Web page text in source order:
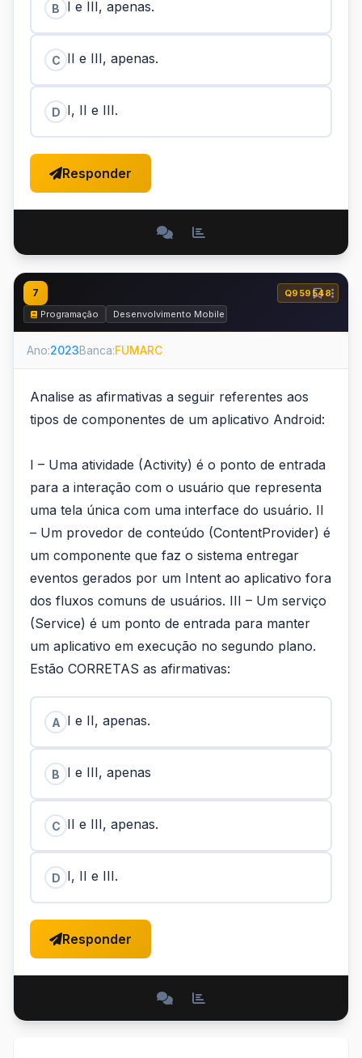
B I e III, apenas.
C II e III, apenas.
D I, II e III.
Responder
7
Q959548
Programação
Desenvolvimento Mobile
Ano:2023Banca:FUMARC
Analise as afirmativas a seguir referentes aos
tipos de componentes de um aplicativo Android:
I – Uma atividade (Activity) é o ponto de entrada
para a interação com o usuário que representa
uma tela única com uma interface do usuário. II
– Um provedor de conteúdo (ContentProvider) é
um componente que faz o sistema entregar
eventos gerados por um Intent ao aplicativo fora
dos fluxos comuns de usuários. III – Um serviço
(Service) é um ponto de entrada para manter
um aplicativo em execução no segundo plano.
Estão CORRETAS as afirmativas:
A I e II, apenas.
B I e III, apenas
C II e III, apenas.
D I, II e III.
Responder